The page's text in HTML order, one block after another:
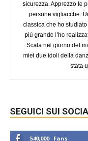
sicurezza. Apprezzo le
persone vigliacche.
classica che ho
più grande l’ho
Scala nel giorno del
miei due idoli della
stata
SEGUICI SUI
540,000 Fans